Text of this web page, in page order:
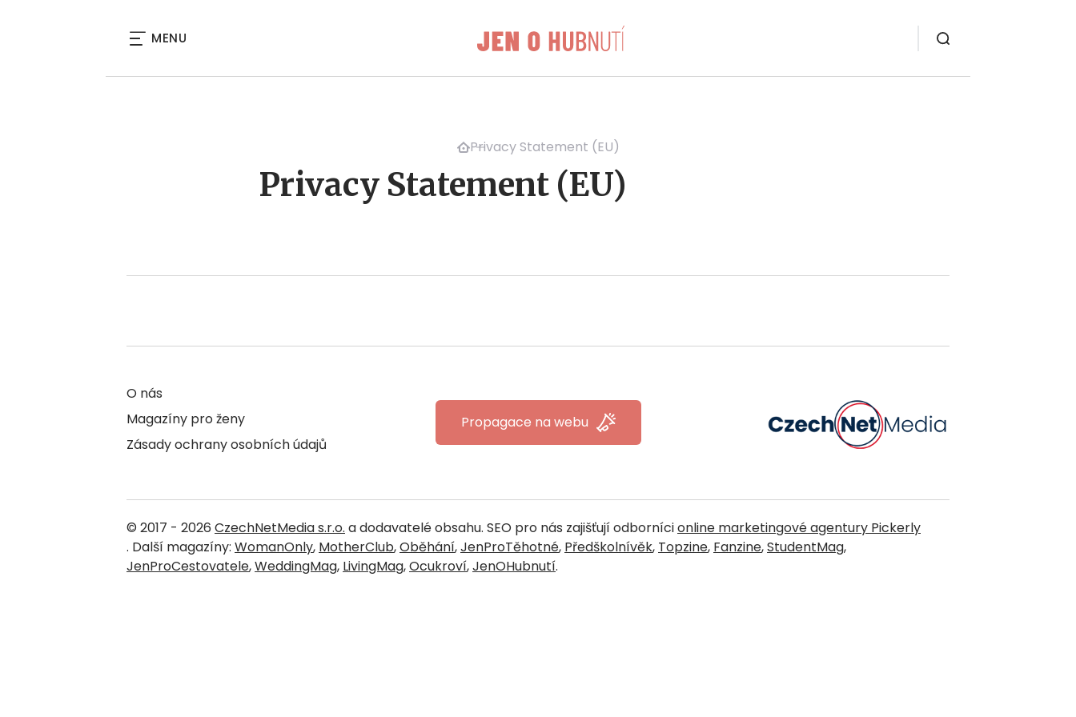
MENU
Privacy Statement (EU)
Privacy Statement (EU)
O nás
Magazíny pro ženy
Zásady ochrany osobních údajů
Propagace na webu
© 2017 - 2026 CzechNetMedia s.r.o. a dodavatelé obsahu. SEO pro nás zajišťují odbornícionline marketingové agentury Pickerly
. Další magazíny: WomanOnly, MotherClub,Oběhání,JenProTěhotné, Předškolnívěk, Topzine, Fanzine,StudentMag,
JenProCestovatele,WeddingMag, LivingMag,Ocukroví,JenOHubnutí.